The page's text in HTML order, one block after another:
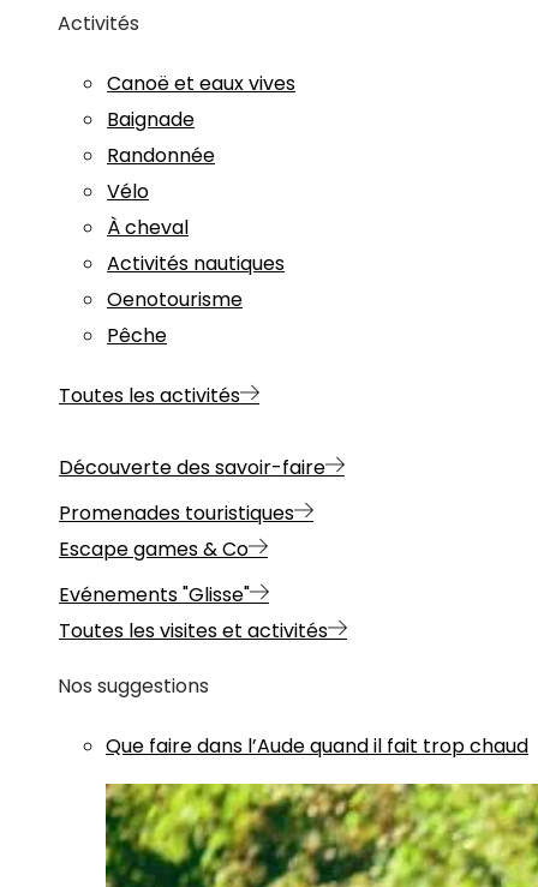
Activités
Canoë et eaux vives
Baignade
Randonnée
Vélo
À cheval
Activités nautiques
Oenotourisme
Pêche
Toutes les activités
Découverte des savoir-faire
Promenades touristiques
Escape games & Co
Evénements "Glisse"
Toutes les visites et activités
Nos suggestions
Que faire dans l’Aude quand il fait trop chaud